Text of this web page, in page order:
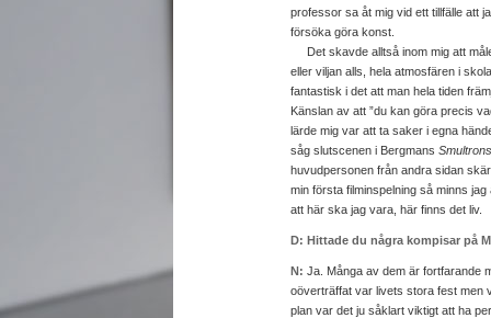
professor sa åt mig vid ett tillfälle att
försöka göra konst.
Det skavde alltså inom mig att
eller viljan alls, hela atmosfären i
fantastisk i det att man hela tiden
Känslan av att ”du kan göra precis
lärde mig var att ta saker i egna
såg slutscenen i Bergmans
huvudpersonen från andra sidan
min första filminspelning så minns
att här ska jag vara, här finns det liv.
D: Hittade du några kompisar på
N: Ja. Många av dem är fortfarande
oöverträffat var livets stora fest men
plan var det ju såklart viktigt att ha